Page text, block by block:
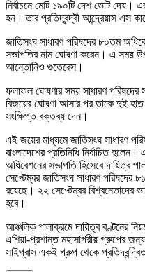
নির্বাচনে মোট ১৯০টি দেশ ভোট দেয়।
হন। তার প্রতিদ্বন্দ্বী আন্দ্রেয়াস এস
জাতিসংঘ সাধারণ পরিষদের ৮০তম
সভাপতির নাম ঘোষণা করেন। এ সময়
আন্তোনিও গুতেরেস।
ফলাফল ঘোষণার সময় সাধারণ
বিজয়ের ঘোষণা আসার পর তাকে দুই
সংক্ষিপ্ত বক্তব্য দেন।
এই জয়ের মাধ্যমে জাতিসংঘ সাধারণ
বাংলাদেশের প্রতিনিধি নির্বাচিত
অধিবেশনের সভাপতি হিসেবে দায়িত্ব
সেপ্টেম্বর জাতিসংঘ সাধারণ পরিষদের
রয়েছে। ২২ সেপ্টেম্বর বিশ্বনেতাদের
হবে।
আঞ্চলিক পালাক্রমে দায়িত্ব বণ্টনের
এশিয়া-প্রশান্ত মহাসাগরীয় গ্রুপের জন্য
সাইপ্রাস একই গ্রুপ থেকে